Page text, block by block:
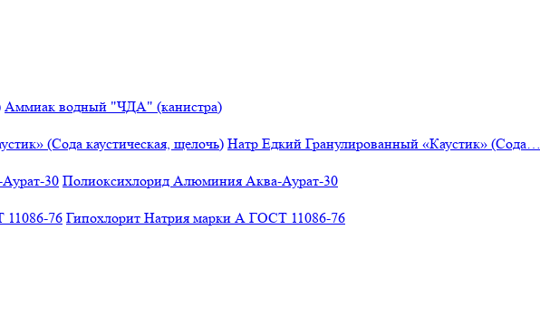
Аммиак водный "ЧДА" (канистра)
Натр Едкий Гранулированный «Каустик» (Сода…
Полиоксихлорид Алюминия Аква-Аурат-30
Гипохлорит Натрия марки А ГОСТ 11086-76